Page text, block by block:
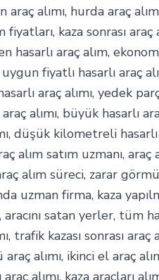
araç alımı, hurda araç
fiyatları, kaza sonrası
hasarlı araç alım,
fiyatlı hasarlı araç
araç alımı, yedek
alımı, büyük hasarlı
düşük kilometreli
alım satım uzmanı, araç
alım süreci, zarar
uzman firma, kaza
aracını satan yerler, tüm
trafik kazası sonrası araç
alımı, ikinci el araç
alımı, kaza araçları